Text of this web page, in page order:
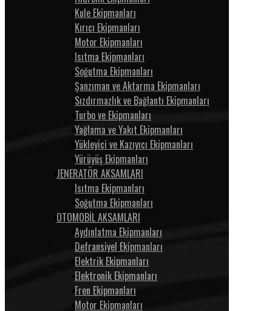
Kule Ekipmanları
Kırıcı Ekipmanları
Motor Ekipmanları
Isıtma Ekipmanları
Soğutma Ekipmanları
Şanzıman ve Aktarma Ekipmanları
Sızdırmazlık ve Bağlantı Ekipmanları
Turbo ve Ekipmanları
Yağlama ve Yakıt Ekipmanları
Yükleyici ve Kazıyıcı Ekipmanları
Yürüyüş Ekipmanları
JENERATÖR AKSAMLARI
Isıtma Ekipmanları
Soğutma Ekipmanları
OTOMOBİL AKSAMLARI
Aydınlatma Ekipmanları
Defransiyel Ekipmanları
Elektrik Ekipmanları
Elektronik Ekipmanları
Fren Ekipmanları
Motor Ekipmanları